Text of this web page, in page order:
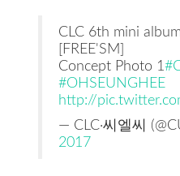
CLC 6th mini album
[FREE'SM]
Concept Photo 1
#OHSEUNGHEE
http://
— CLC·씨엘씨
2017